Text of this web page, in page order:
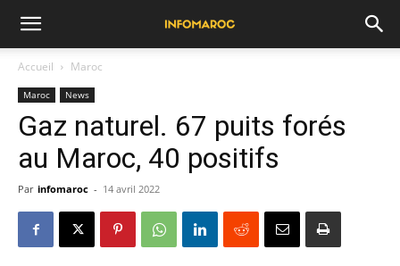
Accueil Maroc
Maroc News
Gaz naturel. 67 puits forés
au Maroc, 40 positifs
Par infomaroc - 14 avril 2022